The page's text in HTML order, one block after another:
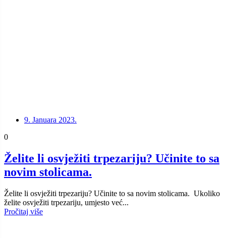
9. Januara 2023.
0
Želite li osvježiti trpezariju? Učinite to sa
novim stolicama.
Želite li osvježiti trpezariju? Učinite to sa novim stolicama. Ukoliko
želite osvježiti trpezariju, umjesto već...
Pročitaj više